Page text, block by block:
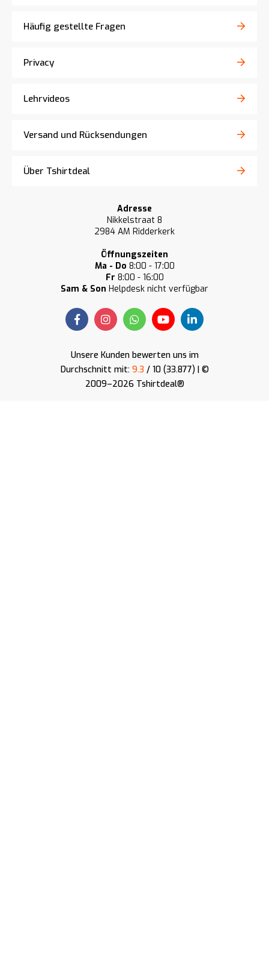
Häufig gestellte Fragen
Privacy
Lehrvideos
Versand und Rücksendungen
Über Tshirtdeal
Adresse
Nikkelstraat 8
2984 AM Ridderkerk
Öffnungszeiten
Ma - Do 8:00 - 17:00
Fr 8:00 - 16:00
Sam & Son Helpdesk nicht verfügbar
Unsere Kunden bewerten uns im
Durchschnitt mit: 9.3 / 10 (33.877) | ©
2009–2026 Tshirtdeal®